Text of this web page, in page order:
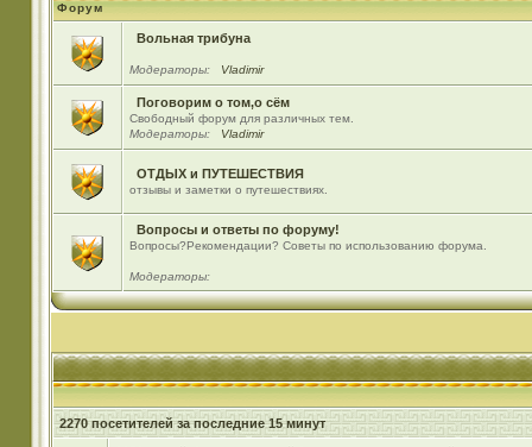
Форум
Вольная трибуна
Модераторы: Vladimir
Поговорим о том,о сём
Свободный форум для различных тем.
Модераторы:
Vladimir
ОТДЫХ и ПУТЕШЕСТВИЯ
отзывы и заметки о путешествиях.
Вопросы и ответы по форуму!
Вопросы?Рекомендации? Советы по использованию форума.
Модераторы:
2270 посетителей за последние 15 минут